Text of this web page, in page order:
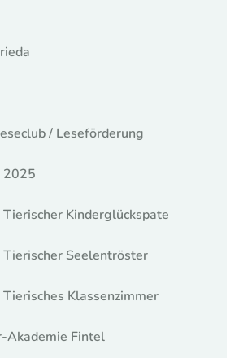
/ Leseförderung
2025
Kinderglückspate
Tierischer Seelentröster
Klassenzimmer
Akademie Fintel